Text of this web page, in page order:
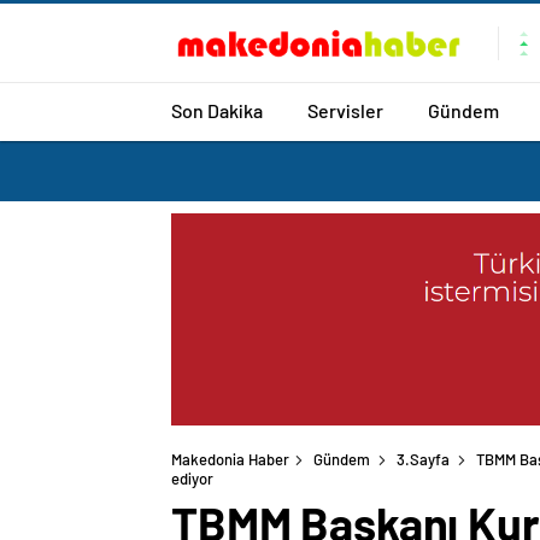
Son Dakika Servisler Gündem
Makedonia Haber Gündem 3.Sayfa TBMM
TBMM Başkanı